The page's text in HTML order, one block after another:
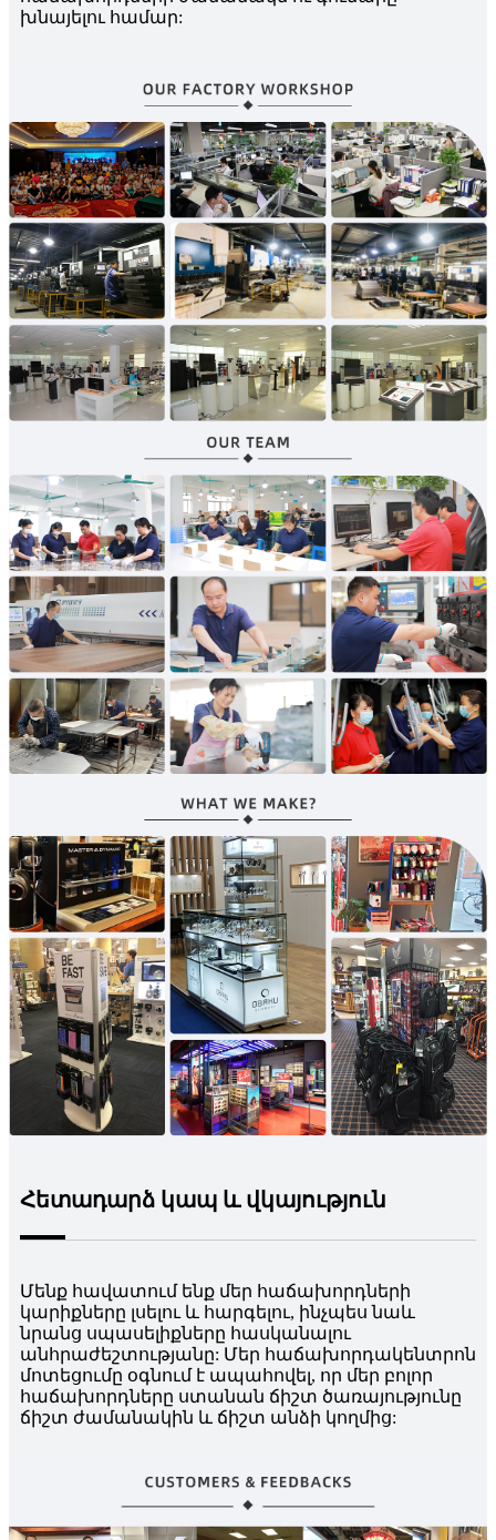
խնայելու համար:
Հետադարձ կապ և վկայություն
Մենք հավատում ենք մեր հաճախորդների
կարիքները լսելու և հարգելու, ինչպես նաև
նրանց սպասելիքները հասկանալու
անհրաժեշտությանը: Մեր հաճախորդակենտրոն
մոտեցումը օգնում է ապահովել, որ մեր բոլոր
հաճախորդները ստանան ճիշտ ծառայությունը
ճիշտ ժամանակին և ճիշտ անձի կողմից: